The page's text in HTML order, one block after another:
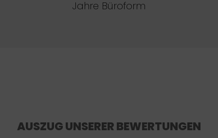
Jahre Büroform
AUSZUG UNSERER BEWERTUNGEN